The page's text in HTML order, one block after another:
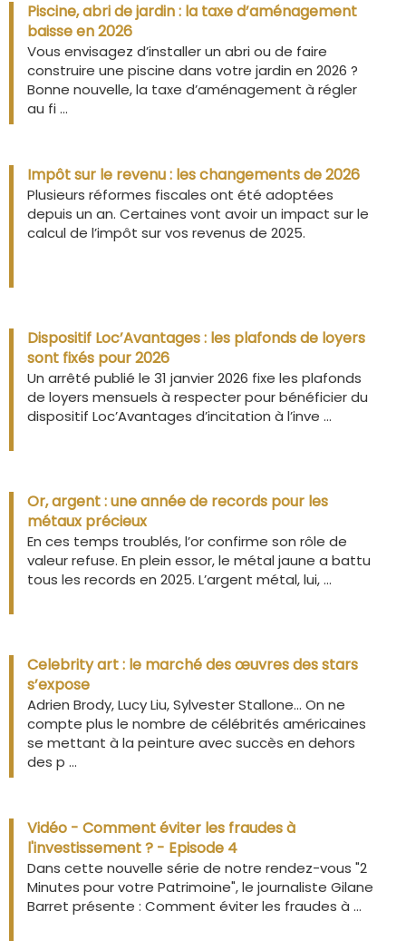
Piscine, abri de jardin : la taxe d’aménagement
baisse en 2026
Vous envisagez d’installer un abri ou de faire
construire une piscine dans votre jardin en 2026 ?
Bonne nouvelle, la taxe d’aménagement à régler
au fi ...
Impôt sur le revenu : les changements de 2026
Plusieurs réformes fiscales ont été adoptées
depuis un an. Certaines vont avoir un impact sur le
calcul de l’impôt sur vos revenus de 2025.
Dispositif Loc’Avantages : les plafonds de loyers
sont fixés pour 2026
Un arrêté publié le 31 janvier 2026 fixe les plafonds
de loyers mensuels à respecter pour bénéficier du
dispositif Loc’Avantages d’incitation à l’inve ...
Or, argent : une année de records pour les
métaux précieux
En ces temps troublés, l’or confirme son rôle de
valeur refuse. En plein essor, le métal jaune a battu
tous les records en 2025. L’argent métal, lui, ...
Celebrity art : le marché des œuvres des stars
s’expose
Adrien Brody, Lucy Liu, Sylvester Stallone… On ne
compte plus le nombre de célébrités américaines
se mettant à la peinture avec succès en dehors
des p ...
Vidéo - Comment éviter les fraudes à
l'investissement ? - Episode 4
Dans cette nouvelle série de notre rendez-vous "2
Minutes pour votre Patrimoine", le journaliste Gilane
Barret présente : Comment éviter les fraudes à ...